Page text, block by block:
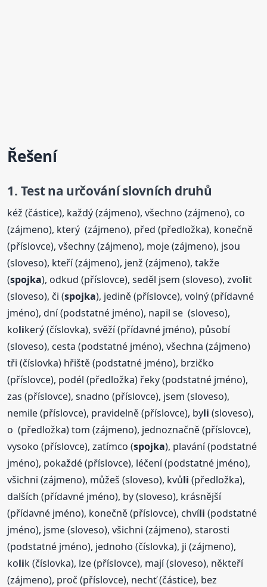
Řešení
1. Test na určování slovních druhů
kéž (částice), každý (zájmeno), všechno (zájmeno), co
(zájmeno), který (zájmeno), před (předložka), konečně
(příslovce), všechny (zájmeno), moje (zájmeno), jsou
(sloveso), kteří (zájmeno), jenž (zájmeno), takže
(spojka), odkud (příslovce), seděl jsem (sloveso), zvolit
(sloveso), či (spojka), jedině (příslovce), volný (přídavné
jméno), dní (podstatné jméno), napil se (sloveso),
kolikerý (číslovka), svěží (přídavné jméno), působí
(sloveso), cesta (podstatné jméno), všechna (zájmeno)
tři (číslovka) hřiště (podstatné jméno), brzičko
(příslovce), podél (předložka) řeky (podstatné jméno),
zas (příslovce), snadno (příslovce), jsem (sloveso),
nemile (příslovce), pravidelně (příslovce), byli (sloveso),
o (předložka) tom (zájmeno), jednoznačně (příslovce),
vysoko (příslovce), zatímco (spojka), plavání (podstatné
jméno), pokaždé (příslovce), léčení (podstatné jméno),
všichni (zájmeno), můžeš (sloveso), kvůli (předložka),
dalších (přídavné jméno), by (sloveso), krásnější
(přídavné jméno), konečně (příslovce), chvíli (podstatné
jméno), jsme (sloveso), všichni (zájmeno), starosti
(podstatné jméno), jednoho (číslovka), ji (zájmeno),
kolik (číslovka), lze (příslovce), mají (sloveso), někteří
(zájmeno), proč (příslovce), nechť (částice), bez